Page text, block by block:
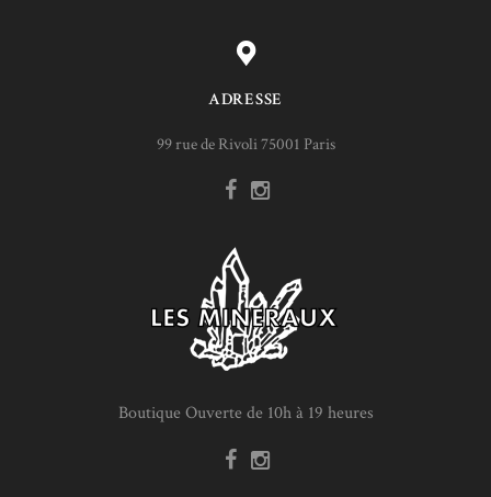
ADRESSE
99 rue de Rivoli 75001 Paris
Boutique Ouverte de 10h à 19 heures